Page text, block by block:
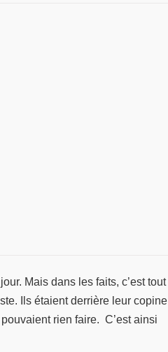
Mais dans les faits, c’est tout
Ils étaient derrière leur copine
rien faire. C’est ainsi